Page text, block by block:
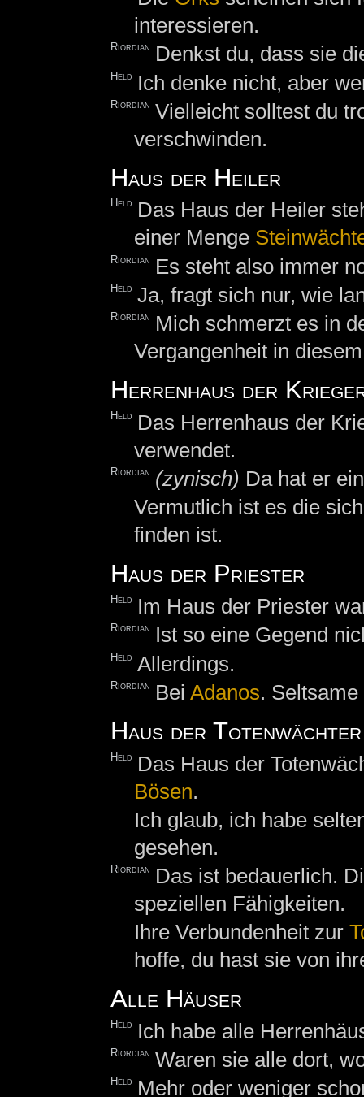
interessieren.
Riordian Denkst du, dass sie
Held Ich denke nicht, aber
Riordian Vielleicht solltest du
verschwinden.
Haus der Heiler
Held
Das Haus der Heiler
einer Menge
Riordian Es steht also immer
Held Ja, fragt sich nur, wie
Riordian
Mich schmerzt es in
Vergangenheit in
Herrenhaus der
Held
Das Herrenhaus der
verwendet.
Riordian (zynisch) Da hat er
Vermutlich ist es die
finden ist.
Haus der Priester
Held Im Haus der Priester
Riordian Ist so eine Gegend
Held Allerdings.
Riordian BeiAdanos.
Haus der Totenwächter
Held
Das Haus der
Bösen.
Ich glaub, ich habe
gesehen.
Riordian
Das ist bedauerlich.
speziellen Fähigkeiten.
Ihre Verbundenheit zur
hoffe, du hast sie von
Alle Häuser
Held Ich habe alle
Riordian Waren sie alle dort,
Held Mehr oder weniger